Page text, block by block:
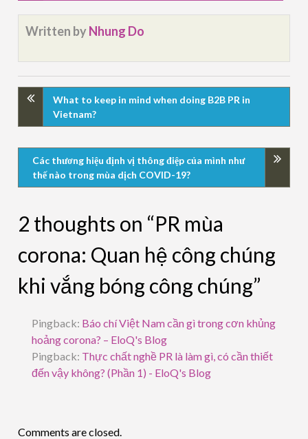
Written byNhung Do
What to keep in mind when doing B2B PR in
Vietnam?
Các thương hiệu định vị thông điệp của mình như
thế nào trong mùa dịch COVID-19?
2 thoughts on “PR mùa
corona: Quan hệ công chúng
khi vắng bóng công chúng”
Pingback: Báo chí Việt Nam cần gì trong cơn khủng
hoảng corona? – EloQ's Blog
Pingback: Thực chất nghề PR là làm gì, có cần thiết
đến vậy không? (Phần 1) - EloQ's Blog
Comments are closed.